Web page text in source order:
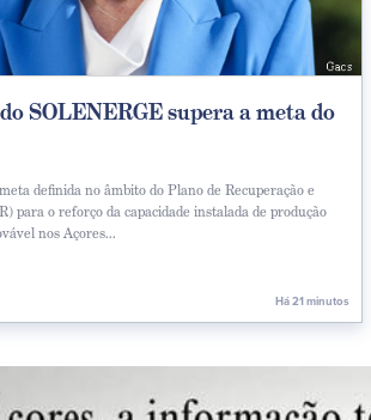
SOLENERGE supera a meta do
definida no âmbito do Plano de Recuperação e
para o reforço da capacidade instalada de produção
nos Açores...
Há 21 minutos